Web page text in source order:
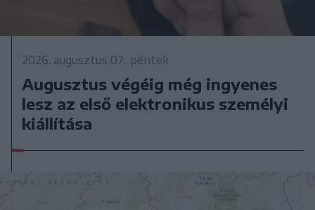
2026. augusztus 07., péntek
Augusztus végéig még ingyenes
lesz az első elektronikus személyi
kiállítása